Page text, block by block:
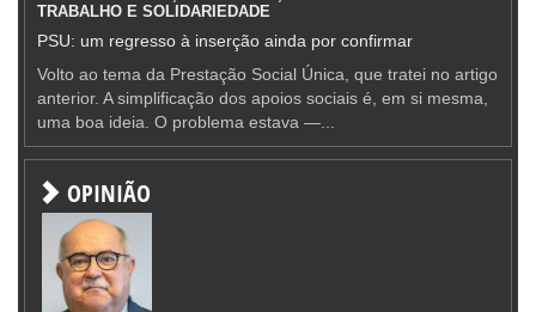
TRABALHO E SOLIDARIEDADE
PSU: um regresso à inserção ainda por confirmar
Volto ao tema da Prestação Social Única, que tratei no artigo
anterior. A simplificação dos apoios sociais é, em si mesma,
uma boa ideia. O problema estava —...
OPINIÃO